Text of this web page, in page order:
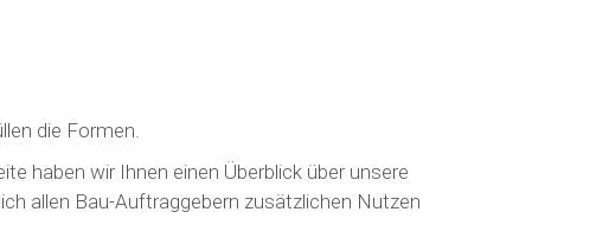
die Formen.
haben wir Ihnen einen Überblick über unsere
allen Bau-Auftraggebern zusätzlichen Nutzen